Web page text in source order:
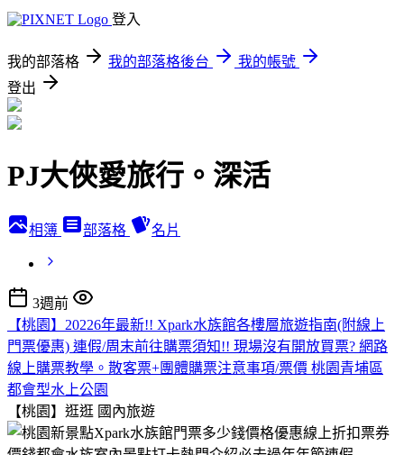
登入
我的部落格 我的部落格後台
我的帳號
登出
PJ大俠愛旅行。深活
相簿 部落格 名片
3週前
【桃園】20226年最新!! Xpark水族館各樓層旅遊指南(附線上
門票優惠) 連假/周末前往購票須知!! 現場沒有開放買票? 網路
線上購票教學。散客票+團體購票注意事項/票價 桃園青埔區
都會型水上公園
【桃園】逛逛 國內旅遊